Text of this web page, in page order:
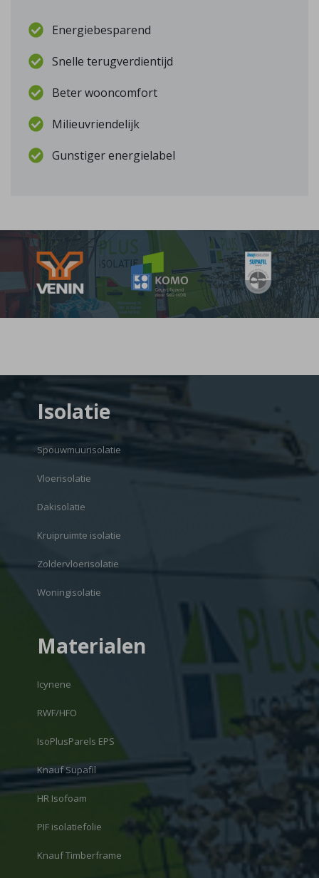
Energiebesparend
Snelle terugverdientijd
Beter wooncomfort
Milieuvriendelijk
Gunstiger energielabel
Isolatie
Spouwmuurisolatie
Vloerisolatie
Dakisolatie
Kruipruimte isolatie
Zoldervloerisolatie
Woningisolatie
Materialen
Icynene
RWF/HFO
IsoPlusParels EPS
Knauf Supafil
HR Isofoam
PIF isolatiefolie
Knauf Timberframe